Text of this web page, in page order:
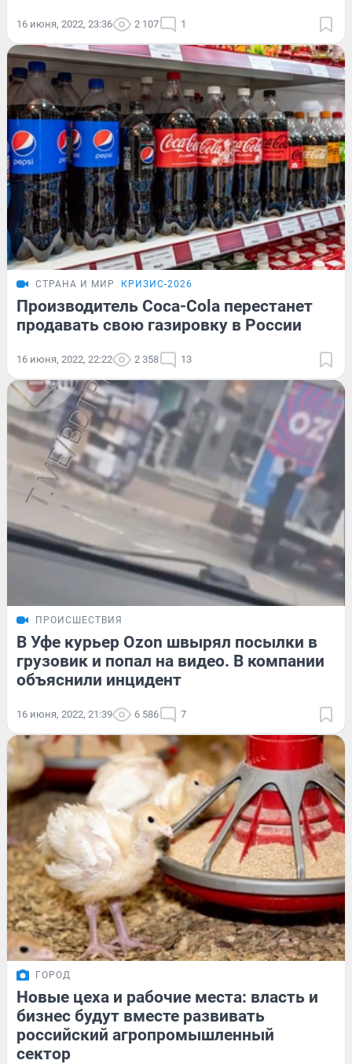
16 июня, 2022, 23:36 2 107 1
СТРАНА И МИР КРИЗИС-2026
Производитель Coca-Cola перестанет
продавать свою газировку в России
16 июня, 2022, 22:22 2 358 13
ПРОИСШЕСТВИЯ
В Уфе курьер Ozon швырял посылки в
грузовик и попал на видео. В компании
объяснили инцидент
16 июня, 2022, 21:39 6 586 7
ГОРОД
Новые цеха и рабочие места: власть и
бизнес будут вместе развивать
российский агропромышленный
сектор